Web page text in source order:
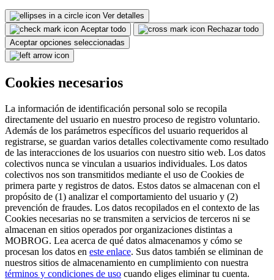
Ver detalles
Aceptar todo
Rechazar todo
Aceptar opciones seleccionadas
Cookies necesarios
La información de identificación personal solo se recopila
directamente del usuario en nuestro proceso de registro voluntario.
Además de los parámetros específicos del usuario requeridos al
registrarse, se guardan varios detalles colectivamente como resultado
de las interacciones de los usuarios con nuestro sitio web. Los datos
colectivos nunca se vinculan a usuarios individuales. Los datos
colectivos nos son transmitidos mediante el uso de Cookies de
primera parte y registros de datos. Estos datos se almacenan con el
propósito de (1) analizar el comportamiento del usuario y (2)
prevención de fraudes. Los datos recopilados en el contexto de las
Cookies necesarias no se transmiten a servicios de terceros ni se
almacenan en sitios operados por organizaciones distintas a
MOBROG. Lea acerca de qué datos almacenamos y cómo se
procesan los datos en este enlace. Sus datos también se eliminan de
nuestros sitios de almacenamiento en cumplimiento con nuestra
términos y condiciones de uso cuando eliges eliminar tu cuenta.